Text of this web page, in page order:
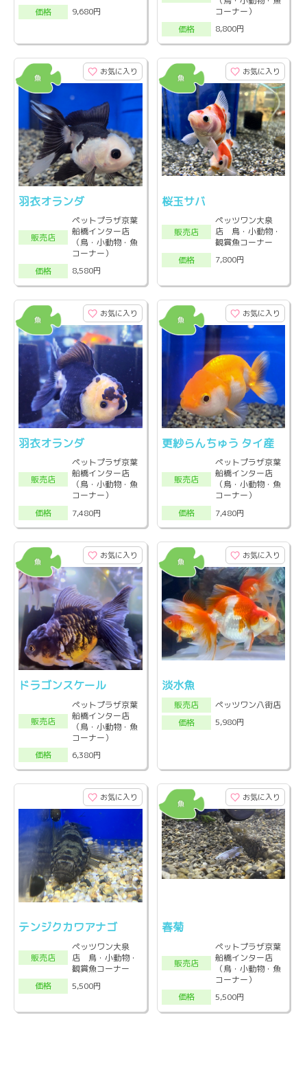
価格
9,680円
コーナー）
価格
8,800円
お気に入り
羽衣オランダ
販売店
ペットプラザ京葉
船橋インター店
（鳥・小動物・魚
コーナー）
価格
8,580円
お気に入り
桜玉サバ
販売店
ペッツワン大泉
店 鳥・小動物・
観賞魚コーナー
価格
7,800円
お気に入り
羽衣オランダ
販売店
ペットプラザ京葉
船橋インター店
（鳥・小動物・魚
コーナー）
価格
7,480円
お気に入り
更紗らんちゅう タイ産
販売店
ペットプラザ京葉
船橋インター店
（鳥・小動物・魚
コーナー）
価格
7,480円
お気に入り
ドラゴンスケール
販売店
ペットプラザ京葉
船橋インター店
（鳥・小動物・魚
コーナー）
価格
6,380円
お気に入り
淡水魚
販売店
ペッツワン八街店
価格
5,980円
お気に入り
テンジクカワアナゴ
販売店
ペッツワン大泉
店 鳥・小動物・
観賞魚コーナー
価格
5,500円
お気に入り
春菊
販売店
ペットプラザ京葉
船橋インター店
（鳥・小動物・魚
コーナー）
価格
5,500円